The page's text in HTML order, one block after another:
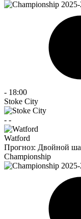
- 18:00
Stoke City
- -
Watford
Прогноз: Двойной
Championship